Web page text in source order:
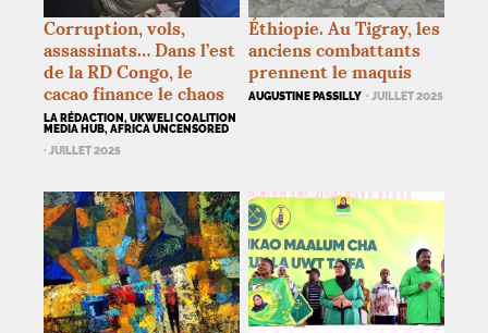
Corruption, vols,
assassinats… Dans l’est
de laRD Congo, le
cacao finance le chaos
LA RÉDACTION, UKWELI COALITION
MEDIA HUB, AFRICA UNCENSORED
· JUILLET 2025
Éthiopie. Au Tigray, les
anciens combattants
prennent le maquis
AUGUSTINE PASSILLY · JUILLET 2025